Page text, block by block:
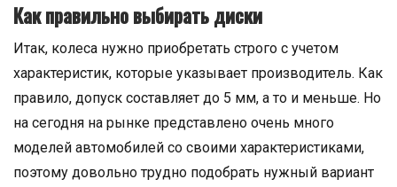
Как правильно выбирать диски
Итак, колеса нужно приобретать строго с учетом
характеристик, которые указывает производитель. Как
правило, допуск составляет до 5 мм, а то и меньше. Но
на сегодня на рынке представлено очень много
моделей автомобилей со своими характеристиками,
поэтому довольно трудно подобрать нужный вариант